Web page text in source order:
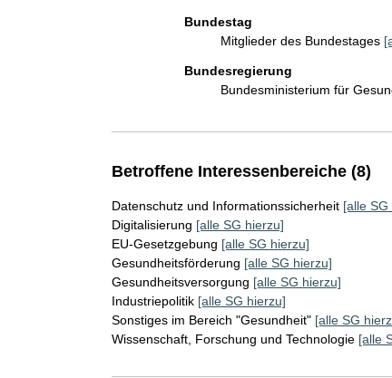
Bundestag
Mitglieder des Bundestages
Bundesregierung
Bundesministerium für
Betroffene Interessenbereiche (8)
Datenschutz und Informationssicherheit [alle
Digitalisierung [alle SG hierzu]
EU-Gesetzgebung [alle SG hierzu]
Gesundheitsförderung [alle SG hierzu]
Gesundheitsversorgung [alle SG hierzu]
Industriepolitik [alle SG hierzu]
Sonstiges im Bereich "Gesundheit" [alle SG
Wissenschaft, Forschung und Technologie [alle